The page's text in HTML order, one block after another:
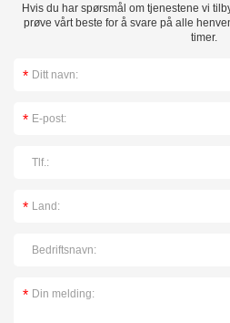
Hvis du har spørsmål om tjenestene vi
prøve vårt beste for å svare på alle
timer.